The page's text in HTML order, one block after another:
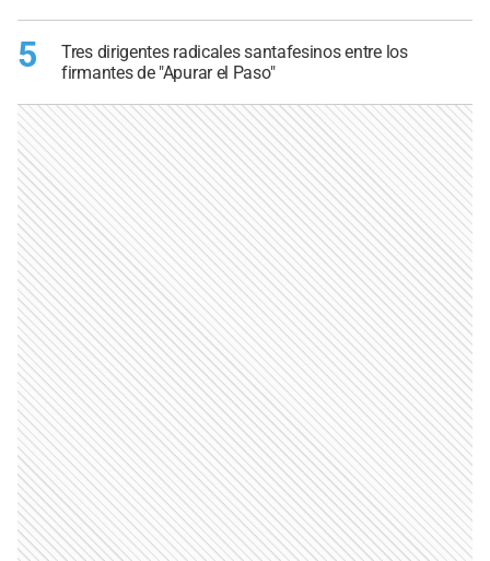
5
Tres dirigentes radicales santafesinos entre los
firmantes de "Apurar el Paso"